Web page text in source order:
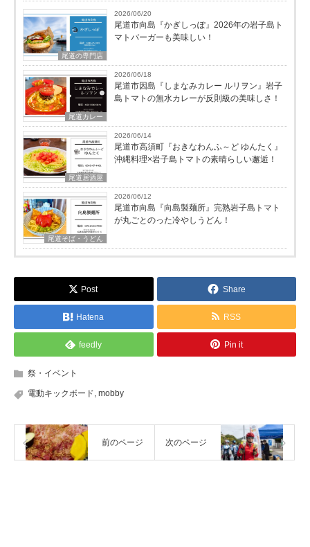
尾道の専門店
2026/06/20
尾道市向島『かぎしっぽ』2026年の岩子島ト
マトバーガーも美味しい！
尾道カレー
2026/06/18
尾道市因島『しまなみカレー ルリヲン』岩子
島トマトの無水カレーが反則級の美味しさ！
尾道居酒屋
2026/06/14
尾道市高須町『おきなわんふ～ど ゆんたく』
沖縄料理×岩子島トマトの素晴らしい邂逅！
尾道そば・うどん
2026/06/12
尾道市向島『向島製麺所』完熟岩子島トマト
が丸ごとのった冷やしうどん！
Post Share
Hatena RSS
feedly Pin it
祭・イベント
電動キックボード mobby
前のページ 次のページ